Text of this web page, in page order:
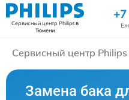
Сервисный центр Philipsв
Тюмени
Сервисный центр Philips
Замена бака